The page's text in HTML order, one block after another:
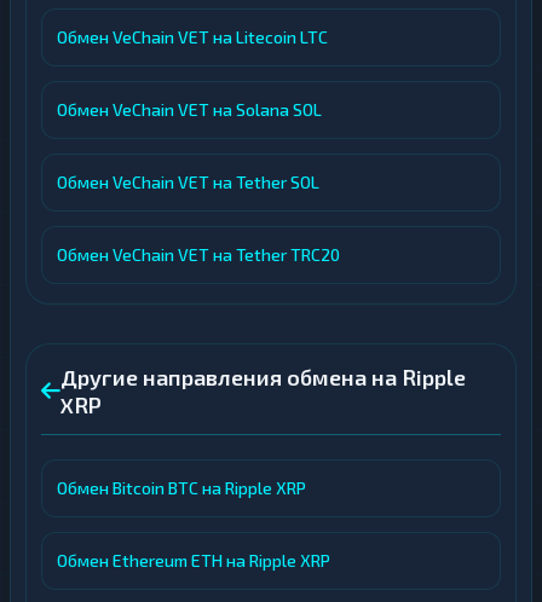
Обмен VeChain VET на Litecoin LTC
Обмен VeChain VET на Solana SOL
Обмен VeChain VET на Tether SOL
Обмен VeChain VET на Tether TRC20
Другие направления обмена на Ripple
XRP
Обмен Bitcoin BTC на Ripple XRP
Обмен Ethereum ETH на Ripple XRP